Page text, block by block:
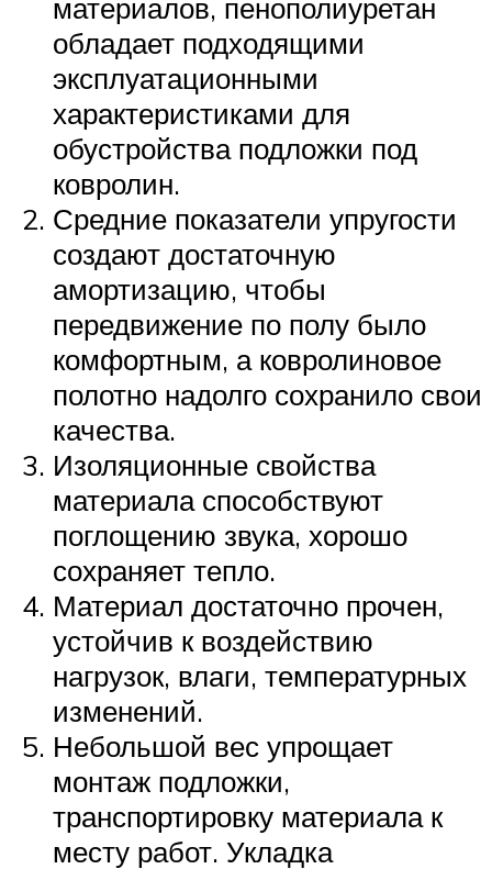
материалов, пенополиуретан
обладает подходящими
эксплуатационными
характеристиками для
обустройства подложки под
ковролин.
Средние показатели упругости
создают достаточную
амортизацию, чтобы
передвижение по полу было
комфортным, а ковролиновое
полотно надолго сохранило свои
качества.
Изоляционные свойства
материала способствуют
поглощению звука, хорошо
сохраняет тепло.
Материал достаточно прочен,
устойчив к воздействию
нагрузок, влаги, температурных
изменений.
Небольшой вес упрощает
монтаж подложки,
транспортировку материала к
месту работ. Укладка